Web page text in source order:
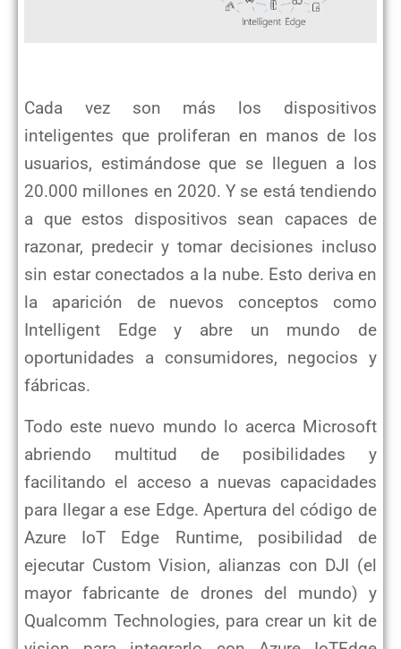
Cada vez son más los dispositivos
inteligentes que proliferan en manos de los
usuarios, estimándose que se lleguen a los
20.000 millones en 2020. Y se está tendiendo
a que estos dispositivos sean capaces de
razonar, predecir y tomar decisiones incluso
sin estar conectados a la nube. Esto deriva en
la aparición de nuevos conceptos como
Intelligent Edge y abre un mundo de
oportunidades a consumidores, negocios y
fábricas.
Todo este nuevo mundo lo acerca Microsoft
abriendo multitud de posibilidades y
facilitando el acceso a nuevas capacidades
para llegar a ese Edge. Apertura del código de
Azure IoT Edge Runtime, posibilidad de
ejecutar Custom Vision, alianzas con DJI (el
mayor fabricante de drones del mundo) y
Qualcomm Technologies, para crear un kit de